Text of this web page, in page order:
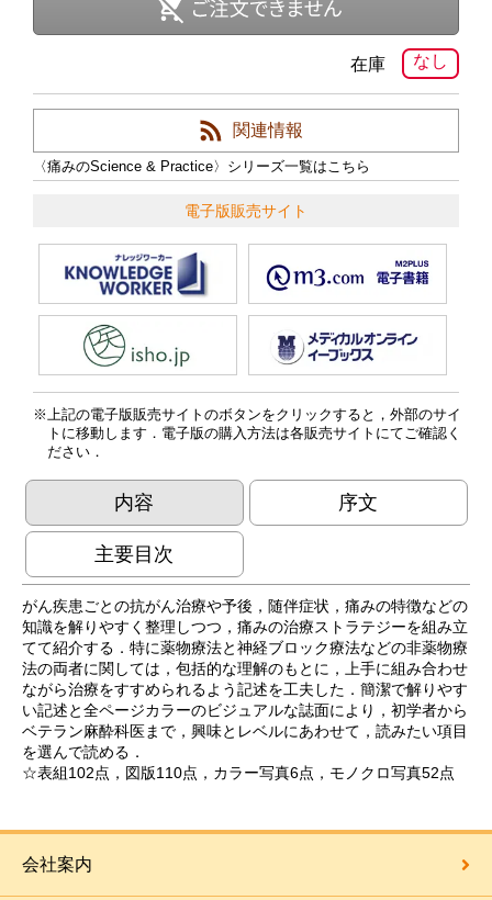
なし
在庫
関連情報
〈痛みのScience & Practice〉シリーズ一覧はこちら
電子版販売サイト
上記の電子版販売サイトのボタンをクリックすると，外部のサイ
トに移動します．電子版の購入方法は各販売サイトにてご確認く
ださい．
内容 序文
主要目次
がん疾患ごとの抗がん治療や予後，随伴症状，痛みの特徴などの
知識を解りやすく整理しつつ，痛みの治療ストラテジーを組み立
てて紹介する．特に薬物療法と神経ブロック療法などの非薬物療
法の両者に関しては，包括的な理解のもとに，上手に組み合わせ
ながら治療をすすめられるよう記述を工夫した．簡潔で解りやす
い記述と全ページカラーのビジュアルな誌面により，初学者から
ベテラン麻酔科医まで，興味とレベルにあわせて，読みたい項目
を選んで読める．
☆表組102点，図版110点，カラー写真6点，モノクロ写真52点
会社案内